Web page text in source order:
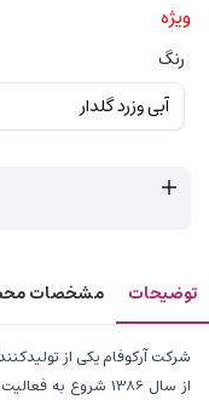
ویژه
رنگ
توضیحات مشخصات
شرکت آرکوفام یکی از
از سال 1386 شروع